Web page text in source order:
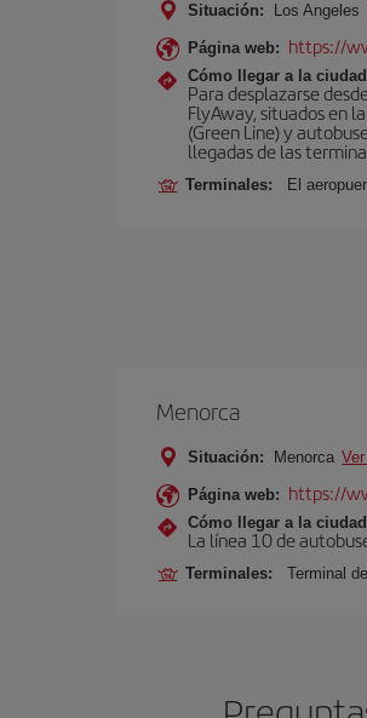
Situación: Los Angeles
Página web: https://
Cómo llegar a la
Para desplazarse
FlyAway, situados en
(Green Line) y
llegadas de las
Terminales: El
Menorca
Situación: Menorca
Página web: https://
Cómo llegar a la
La línea 10 de
Terminales: Terminal